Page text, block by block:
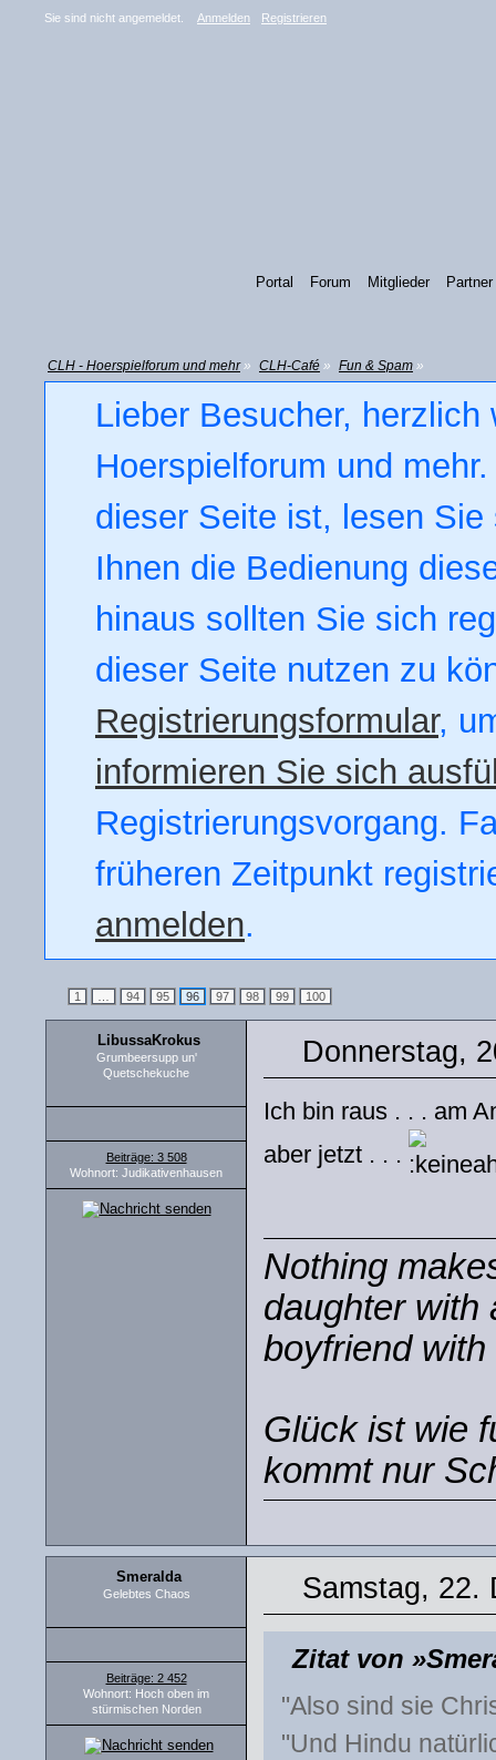
Sie sind nicht angemeldet. Anmelden Registrieren
Portal Forum Mitglieder Partner
CLH - Hoerspielforum und mehr» CLH-Café » Fun & Spam »
Lieber Besucher,
Hoerspielforum und
dieser Seite ist, lesen
Ihnen die Bedienung
hinaus sollten Sie sich
dieser Seite nutzen zu
Registrierungsformular,
informieren Sie sich
Registrierungsvorgang.
früheren Zeitpunkt
anmelden.
1 … 94 95 96 97 98 99 100
LibussaKrokus
Grumbeersupp un'
Quetschekuche
Beiträge: 3 508
Wohnort: Judikativenhausen
Donnerstag,
Ich bin raus . . . am
aber jetzt . . .
Nothing
daughter with
boyfriend
Glück ist wie
kommt nur
Smeralda
Gelebtes Chaos
Beiträge: 2 452
Wohnort: Hoch oben im
stürmischen Norden
Samstag, 22.
Zitat von
"Also sind sie
"Und Hindu